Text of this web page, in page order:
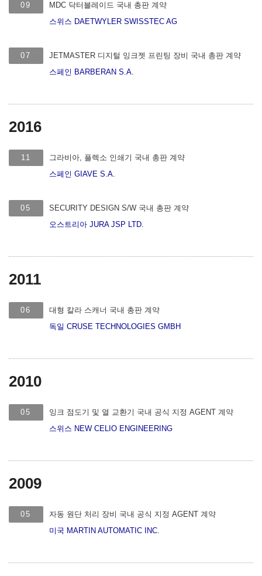
09
MDC 닥터블레이드 국내 총판 계약
스위스 DAETWYLER SWISSTEC AG
07
JETMASTER 디지털 잉크젯 프린팅 장비 국내 총판 계약
스페인 BARBERAN S.A.
2016
11
그라비아, 플렉소 인쇄기 국내 총판 계약
스페인 GIAVE S.A.
05
SECURITY DESIGN S/W 국내 총판 계약
오스트리아 JURA JSP LTD.
2011
06
대형 칼라 스캐너 국내 총판 계약
독일 CRUSE TECHNOLOGIES GMBH
2010
05
잉크 점도기 및 열 교환기 국내 공식 지정 AGENT 계약
스위스 NEW CELIO ENGINEERING
2009
05
자동 원단 처리 장비 국내 공식 지정 AGENT 계약
미국 MARTIN AUTOMATIC INC.